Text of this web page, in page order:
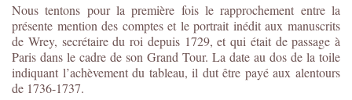
Nous tentons pour la première fois le rapprochement entre la
présente mention des comptes et le portrait inédit aux manuscrits
de Wrey, secrétaire du roi depuis 1729, et qui était de passage à
Paris dans le cadre de son Grand Tour. La date au dos de la toile
indiquant l’achèvement du tableau, il dut être payé aux alentours
de 1736-1737.